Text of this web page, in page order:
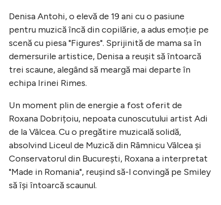
Denisa Antohi, o elevă de 19 ani cu o pasiune
pentru muzică încă din copilărie, a adus emoție pe
scenă cu piesa "Figures". Sprijinită de mama sa în
demersurile artistice, Denisa a reușit să întoarcă
trei scaune, alegând să meargă mai departe în
echipa Irinei Rimes.
Un moment plin de energie a fost oferit de
Roxana Dobrițoiu, nepoata cunoscutului artist Adi
de la Vâlcea. Cu o pregătire muzicală solidă,
absolvind Liceul de Muzică din Râmnicu Vâlcea și
Conservatorul din București, Roxana a interpretat
"Made in Romania", reușind să-l convingă pe Smiley
să își întoarcă scaunul.